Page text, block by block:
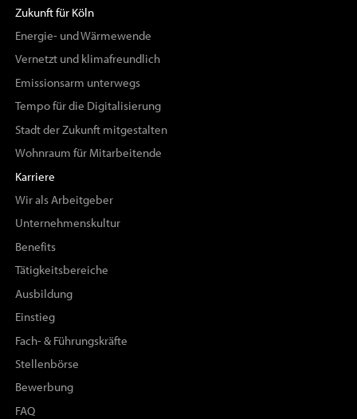
Zukunft für Köln
Energie- und Wärmewende
Vernetzt und klimafreundlich
Emissionsarm unterwegs
Tempo für die Digitalisierung
Stadt der Zukunft mitgestalten
Wohnraum für Mitarbeitende
Karriere
Wir als Arbeitgeber
Unternehmenskultur
Benefits
Tätigkeitsbereiche
Ausbildung
Einstieg
Fach- & Führungskräfte
Stellenbörse
Bewerbung
FAQ